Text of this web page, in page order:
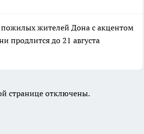
жителей Дона с акцентом
продлится до 21 августа
странице отключены.